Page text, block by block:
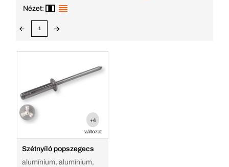
Nézet:
1
+4
változat
Szétnyíló popszegecs
alumínium, alumínium,